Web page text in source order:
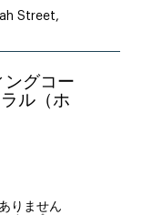
Street,
ングコー
ル（ホ
りません